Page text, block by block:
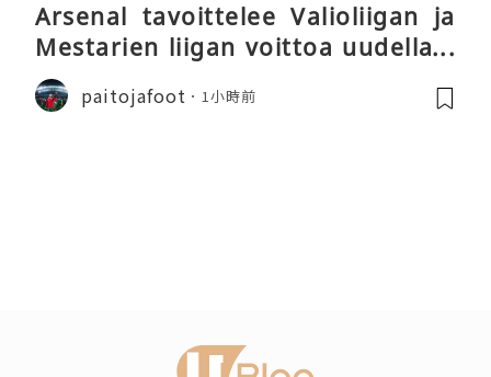
Arsenal tavoittelee Valioliigan ja
Mestarien liigan voittoa uudella k
audella
paitojafoot 1小時前